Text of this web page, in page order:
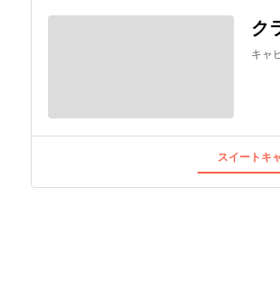
ク
キャ
スイートキ